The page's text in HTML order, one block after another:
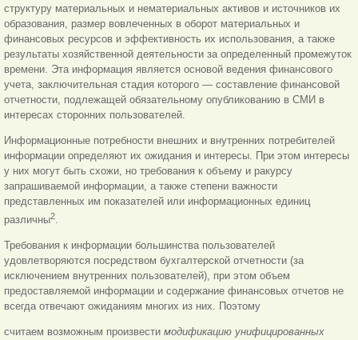
структуру материальных и нематериальных активов и источников их
образования, размер вовлеченных в оборот материальных и
финансовых ресурсов и эффективность их использования, а также
результаты хозяйственной деятельности за определенный промежуток
времени. Эта информация является основой ведения финансового
учета, заключительная стадия которого — составление финансовой
отчетности, подлежащей обязательному опубликованию в СМИ в
интересах сторонних пользователей.
Информационные потребности внешних и внутренних потребителей
информации определяют их ожидания и интересы. При этом интересы
у них могут быть схожи, но требования к объему и ракурсу
запрашиваемой информации, а также степени важности
представленных им показателей или информационных единиц
различны2.
Требования к информации большинства пользователей
удовлетворяются посредством бухгалтерской отчетности (за
исключением внутренних пользователей), при этом объем
предоставляемой информации и содержание финансовых отчетов не
всегда отвечают ожиданиям многих из них. Поэтому
считаем возможным произвести модификацию унифицированных